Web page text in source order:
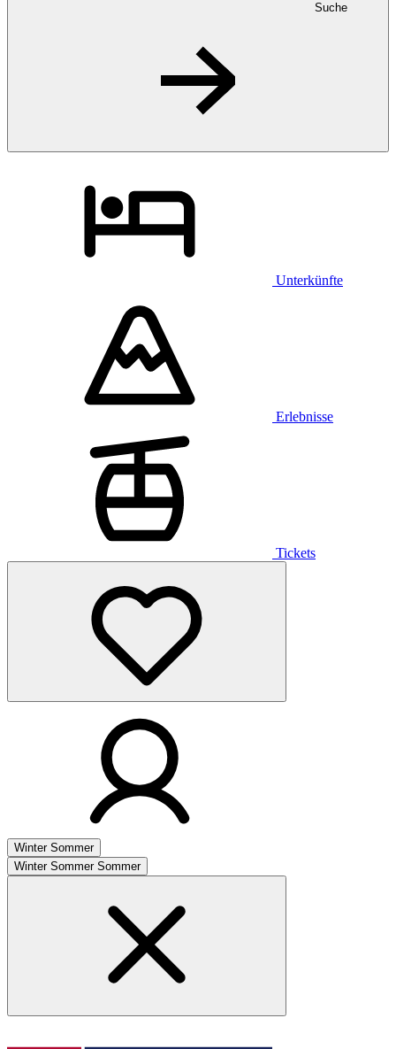
Suche
Unterkünfte
Erlebnisse
Tickets
Winter Sommer
Winter Sommer Sommer